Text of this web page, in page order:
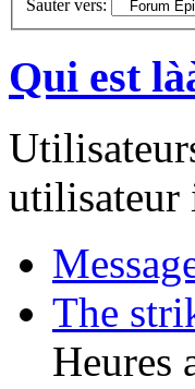
Sauter vers:
Qui est
utilisateur
The
Heures